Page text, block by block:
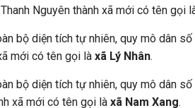
Nguyên thành xã mới có tên gọi
bộ diện tích tự nhiên, quy mô dân
mới có tên gọi là xã Lý Nhân.
bộ diện tích tự nhiên, quy mô dân
xã mới có tên gọi là xã Nam Xang.